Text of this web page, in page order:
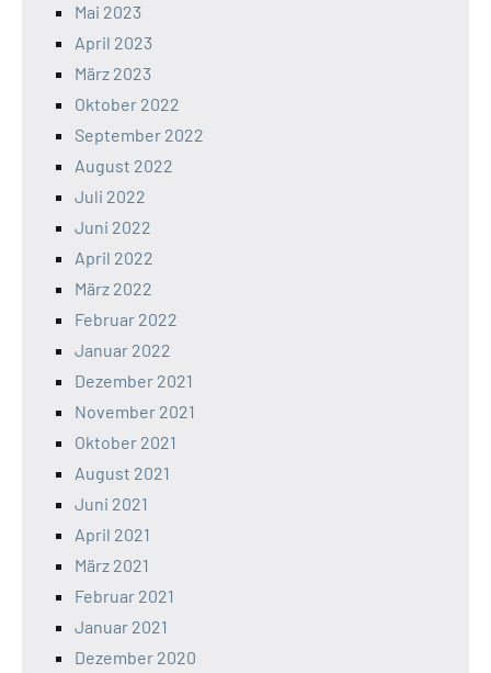
Mai 2023
April 2023
März 2023
Oktober 2022
September 2022
August 2022
Juli 2022
Juni 2022
April 2022
März 2022
Februar 2022
Januar 2022
Dezember 2021
November 2021
Oktober 2021
August 2021
Juni 2021
April 2021
März 2021
Februar 2021
Januar 2021
Dezember 2020